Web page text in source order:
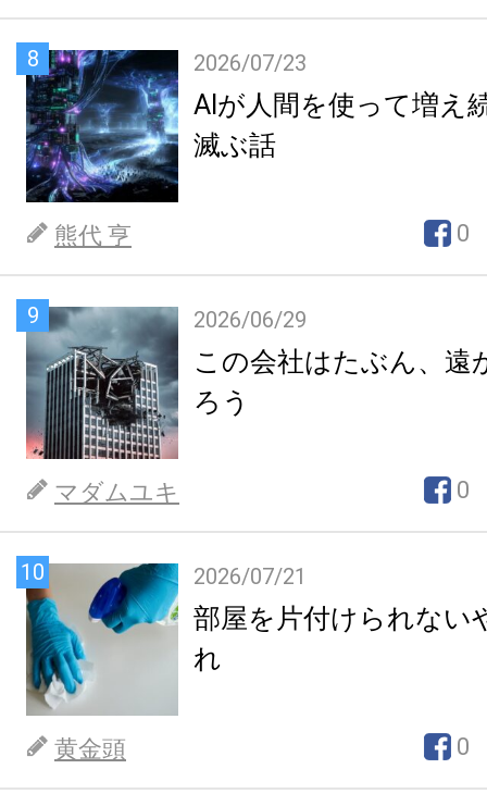
8 2026/07/23
AIが人間を使って増え
滅ぶ話
熊代 亨 0
9 2026/06/29
この会社はたぶん、遠
ろう
マダムユキ 0
10 2026/07/21
部屋を片付けられない
れ
黄金頭 0